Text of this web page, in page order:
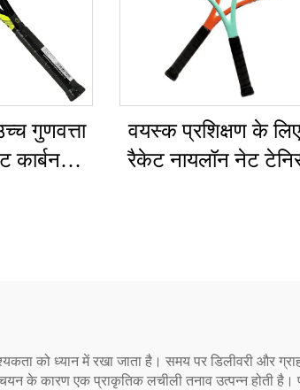
गुणवत्ता
कार्बन
वयस्क प्रशिक्षण के
रैकेट नायलॉन नेट
को ध्यान में रखा जाता है। समय पर डिलीवरी और
के कारण एक प्राकृतिक लचीली तनाव उत्पन्न होती